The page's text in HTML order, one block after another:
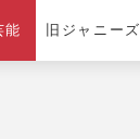
能 旧ジャニーズ